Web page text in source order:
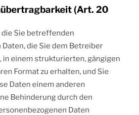
(Art. 20
die Sie betreffenden
die Sie dem Betreiber
einem strukturierten, gängigen
Format zu erhalten, und Sie
Daten einem anderen
Behinderung durch den
Daten